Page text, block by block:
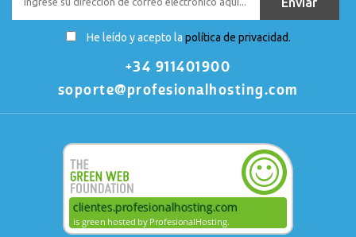
He leído y acepto la política de privacidad.
+34 911401900
soporte@profesionalhosting.com